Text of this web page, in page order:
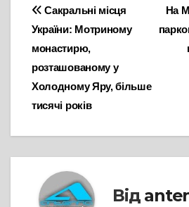
Навігація
записів
На
Сакральні місця
України: Мотриному
монастирю,
розташованому у
Холодному Яру, більше
тисячі років
Від